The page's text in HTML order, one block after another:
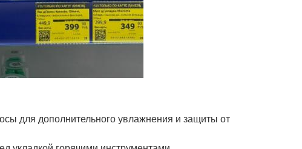
для дополнительного увлажнения и защиты от